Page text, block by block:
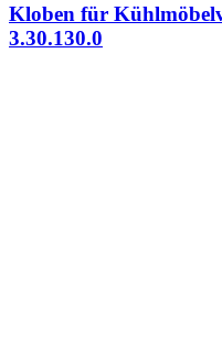
Kloben für
3.30.130.0